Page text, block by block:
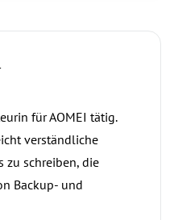
für AOMEI tätig.
verständliche
zu schreiben, die
Backup- und